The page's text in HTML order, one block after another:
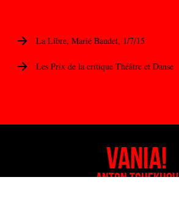
La Libre, Marié Baudet, 1/7/15
Les Prix de la critique Théâtre et Danse
Vania!
Anton Tchekhov